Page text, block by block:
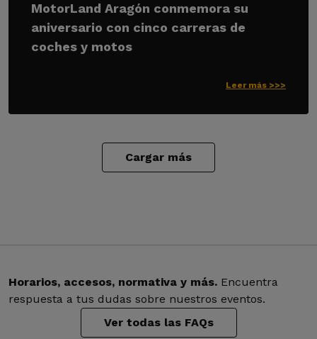
MotorLand Aragón conmemora su
aniversario con cinco carreras de
coches y motos
Leer más >>>
Cargar más
Horarios, accesos, normativa y más. Encuentra
respuesta a tus dudas sobre nuestros eventos.
Ver todas las FAQs